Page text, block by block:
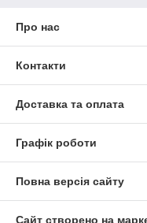
Про нас
Контакти
Доставка та оплата
Графік роботи
Повна версія сайту
Сайт створено на